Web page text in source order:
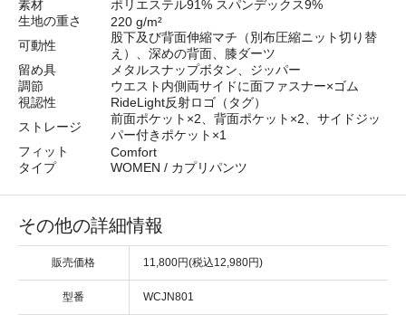
素材
ポリエステル91% スパンデックス9%
生地の重さ
220 g/m²
可動性
股下及び背面伸縮マチ（別布圧縮ニット切り替
え）、深めの背面、膝ダーツ
留め具
メタルスナップボタン、ジッパー
調節
ウエスト内側両サイドに面ファスナー×ゴム
視認性
RideLight反射ロゴ（タグ）
ストレージ
前面ポケット×2、背面ポケット×2、サイドジッ
パー付きポケット×1
フィット
Comfort
タイプ
WOMEN / カプリパンツ
その他の詳細情報
販売価格 11,800円(税込12,980円)
型番 WCJN801